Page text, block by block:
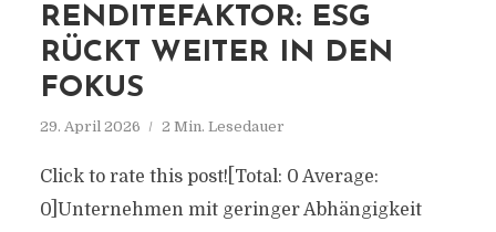
RENDITEFAKTOR: ESG
RÜCKT WEITER IN DEN
FOKUS
29. April 2026 2 Min. Lesedauer
Click to rate this post![Total: 0 Average:
0]Unternehmen mit geringer Abhängigkeit